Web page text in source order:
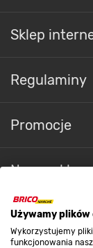
Używamy plików
Wykorzystujemy
funkcjonowania
Sklep
Regulaminy
Promocje
Nasze sklepy
O nas